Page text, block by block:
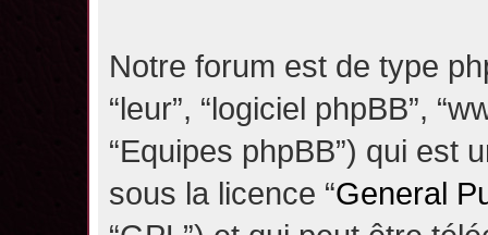
Notre forum est de type
“leur”, “logiciel phpBB”,
“Equipes phpBB”) qui est
sous la licence “General